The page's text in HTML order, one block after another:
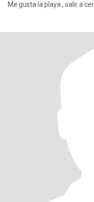
Me gusta la playa , salir a